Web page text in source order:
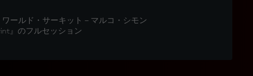
ールド・サーキット－マルコ・シモン
』のフルセッション